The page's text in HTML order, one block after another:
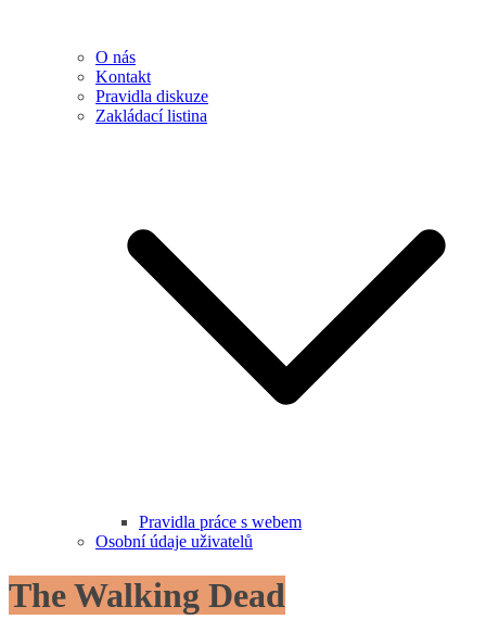
O nás
Kontakt
Pravidla diskuze
Zakládací listina
Pravidla práce s webem
Osobní údaje uživatelů
The Walking Dead